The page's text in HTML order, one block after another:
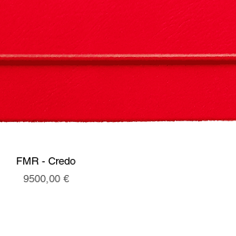
Vista rapida
FMR - Credo
Prezzo
9500,00 €